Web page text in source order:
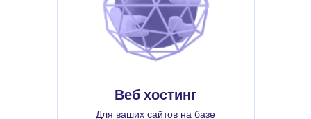
Веб хостинг
Для ваших сайтов на базе